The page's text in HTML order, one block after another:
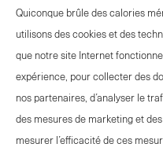
CONTACT
NEWSLETTER
MENTIONS LÉGALES
Quiconque brûle des calories
utilisons des cookies et des
que notre site Internet
expérience, pour collecter des
nos partenaires, d’analyser le
des mesures de marketing et
mesurer l’efficacité de ces